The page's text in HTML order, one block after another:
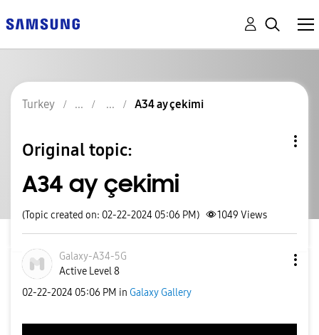
Turkey A34 ay çekimi
Original topic:
A34 ay çekimi
(Topic created on: 02-22-2024 05:06 PM) 1049 Views
Galaxy-A34-5G
Active Level 8
‎02-22-2024 05:06 PM in Galaxy Gallery